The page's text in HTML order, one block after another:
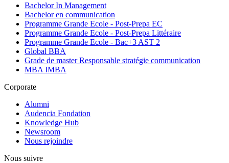
Bachelor In Management
Bachelor en communication
Programme Grande Ecole - Post-Prepa EC
Programme Grande Ecole - Post-Prepa Littéraire
Programme Grande Ecole - Bac+3 AST 2
Global BBA
Grade de master Responsable stratégie communication
MBA IMBA
Corporate
Alumni
Audencia Fondation
Knowledge Hub
Newsroom
Nous rejoindre
Nous suivre